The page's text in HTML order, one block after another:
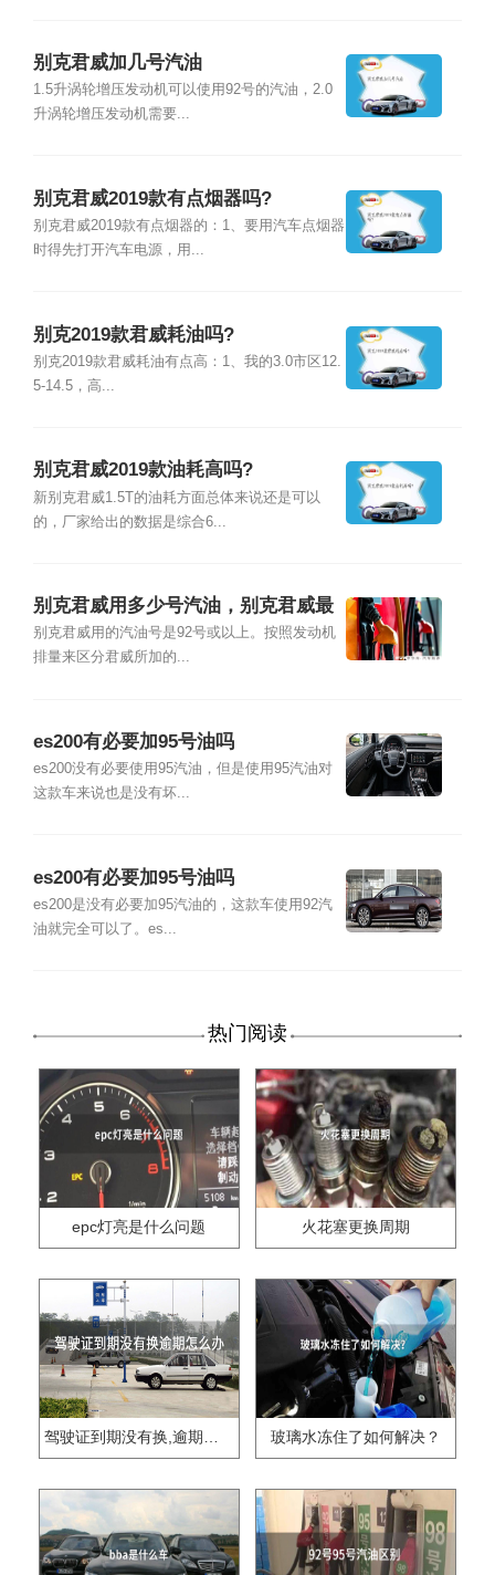
别克君威加几号汽油
1.5升涡轮增压发动机可以使用92号的汽油，2.0
升涡轮增压发动机需要...
别克君威2019款有点烟器吗?
别克君威2019款有点烟器的：1、要用汽车点烟器
时得先打开汽车电源，用...
别克2019款君威耗油吗?
别克2019款君威耗油有点高：1、我的3.0市区12.
5-14.5，高...
别克君威2019款油耗高吗?
新别克君威1.5T的油耗方面总体来说还是可以
的，厂家给出的数据是综合6...
别克君威用多少号汽油，别克君威最
好加几号油
别克君威用的汽油号是92号或以上。按照发动机
排量来区分君威所加的...
es200有必要加95号油吗
es200没有必要使用95汽油，但是使用95汽油对
这款车来说也是没有坏...
es200有必要加95号油吗
es200是没有必要加95汽油的，这款车使用92汽
油就完全可以了。es...
热门阅读
epc灯亮是什么问题 火花塞更换周期
驾驶证到期没有换,逾期怎么办?? 玻璃水冻住了如何解决？